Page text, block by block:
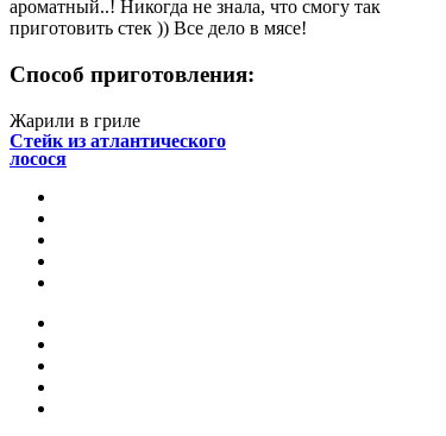
ароматный..! Никогда не знала, что смогу так
приготовить стек )) Все дело в мясе!
Способ приготовления:
Жарили в гриле
Стейк из атлантического
лосося